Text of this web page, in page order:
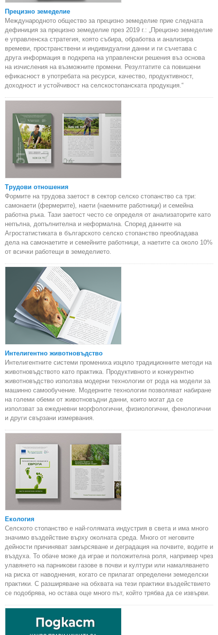
Прецизно земеделие
Международното общество за прецизно земеделие прие следната
дефиниция за прецизно земеделие през 2019 г.: „Прецизно земеделие
е управленска стратегия, която събира, обработва и анализира
времеви, пространствени и индивидуални данни и ги съчетава с
друга информация в подкрепа на управленски решения въз основа
на изчисления на възможните промени. Резултатите са повишени
ефикасност в употребата на ресурси, качество, продуктивност,
доходност и устойчивост на селскостопанската продукция.“
Трудови отношения
Формите на трудова заетост в сектор селско стопанство са три:
самонаети (фермерите), наети (наемните работници) и семейна
работна ръка. Тази заетост често се определя от анализаторите като
непълна, допълнителна и неформална. Според данните на
Агростатистиката в българското селско стопанство преобладава
дела на самонаетите и семейните работници, а наетите са около 10%
от всички работещи в земеделието.
Интелигентно животновъдство
Интелигентните системи промениха изцяло традиционните методи на
животновъдството като практика. Продуктивното и конкурентно
животновъдство използва модерни технологии от рода на модели за
машинно самообучение. Модерните технологии позволяват набиране
на големи обеми от животновъдни данни, които могат да се
използват за ежедневни морфологични, физиологични, фенологични
и други свързани измервания.
Екология
Селското стопанство е най-голямата индустрия в света и има много
значимо въздействие върху околната среда. Много от неговите
дейности причиняват замърсяване и деградация на почвите, водите и
въздуха. То обаче може да играе и положителна роля, например чрез
улавянето на парникови газове в почви и култури или намаляването
на риска от наводнения, когато се прилагат определени земеделски
практики. С разширяване на обхвата на тези практики въздействието
се подобрява, но остава още много път, който трябва да се извърви.